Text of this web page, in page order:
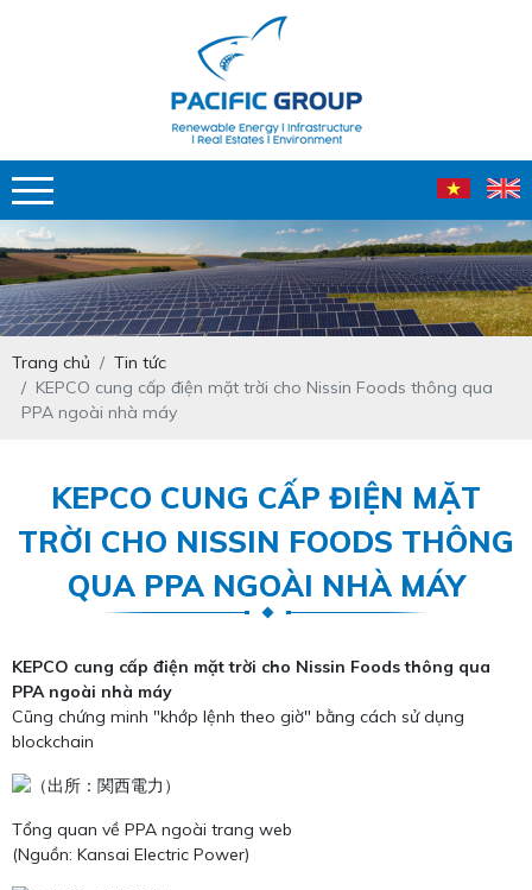
Trang chủ
Tin tức
KEPCO cung cấp điện mặt trời cho Nissin Foods thông qua
PPA ngoài nhà máy
KEPCO CUNG CẤP ĐIỆN MẶT
TRỜI CHO NISSIN FOODS THÔNG
QUA PPA NGOÀI NHÀ MÁY
KEPCO cung cấp điện mặt trời cho Nissin Foods thông qua
PPA ngoài nhà máy
Cũng chứng minh "khớp lệnh theo giờ" bằng cách sử dụng
blockchain
Tổng quan về PPA ngoài trang web
(Nguồn: Kansai Electric Power)